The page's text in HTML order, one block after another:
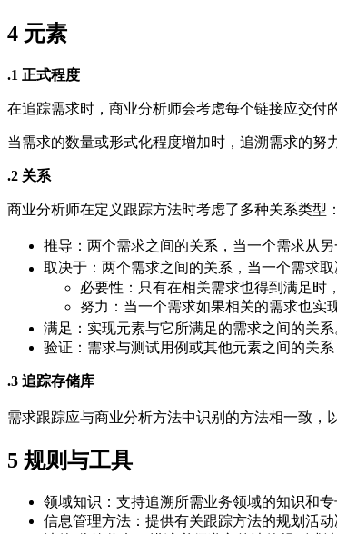
4 元素
.1 正式程度
在追踪需求时，商业分析师会考虑每个链接应交付
当需求的数量或形式化程度增加时，追溯需求的努
.2 关系
商业分析师在定义跟踪方法时考虑了多种关系类型：
推导：两个需求之间的关系，当一个需求从
取决于：两个需求之间的关系，当一个需求取
必要性：只有在相关需求也得到满足时
努力：当一个需求如果相关的需求也实
满足：实现元素与它所满足的需求之间的关系
验证：需求与测试用例或其他元素之间的关
.3 追踪存储库
需求跟踪应与商业分析方法中识别的方法相一致，
5 规则与工具
领域知识：支持追溯所需业务领域的知识和专
信息管理方法：提供有关跟踪方法的规划活动